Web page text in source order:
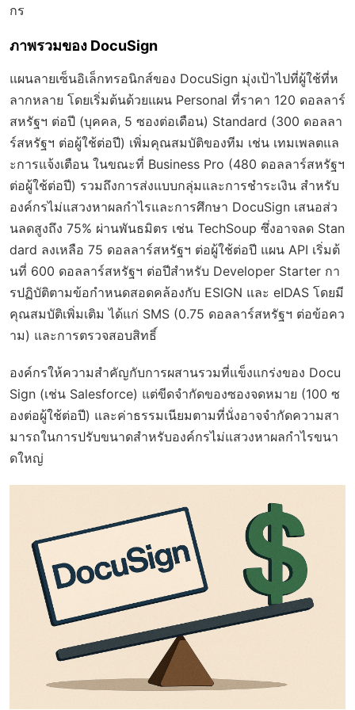
กร
ภาพรวมของ DocuSign
แผนลายเซ็นอิเล็กทรอนิกส์ของ DocuSign มุ่งเป้าไปที่ผู้ใช้ที่ห
ลากหลาย โดยเริ่มต้นด้วยแผน Personal ที่ราคา 120 ดอลลาร์
สหรัฐฯ ต่อปี (บุคคล, 5 ซองต่อเดือน) Standard (300 ดอลลา
ร์สหรัฐฯ ต่อผู้ใช้ต่อปี) เพิ่มคุณสมบัติของทีม เช่น เทมเพลตแล
ะการแจ้งเตือน ในขณะที่ Business Pro (480 ดอลลาร์สหรัฐฯ
ต่อผู้ใช้ต่อปี) รวมถึงการส่งแบบกลุ่มและการชำระเงิน สำหรับ
องค์กรไม่แสวงหาผลกำไรและการศึกษา DocuSign เสนอส่ว
นลดสูงถึง 75% ผ่านพันธมิตร เช่น TechSoup ซึ่งอาจลด Stan
dard ลงเหลือ 75 ดอลลาร์สหรัฐฯ ต่อผู้ใช้ต่อปี แผน API เริ่มต้
นที่ 600 ดอลลาร์สหรัฐฯ ต่อปีสำหรับ Developer Starter กา
รปฏิบัติตามข้อกำหนดสอดคล้องกับ ESIGN และ eIDAS โดยมี
คุณสมบัติเพิ่มเติม ได้แก่ SMS (0.75 ดอลลาร์สหรัฐฯ ต่อข้อคว
าม) และการตรวจสอบสิทธิ์
องค์กรให้ความสำคัญกับการผสานรวมที่แข็งแกร่งของ Docu
Sign (เช่น Salesforce) แต่ขีดจำกัดของซองจดหมาย (100 ซ
องต่อผู้ใช้ต่อปี) และค่าธรรมเนียมตามที่นั่งอาจจำกัดความสา
มารถในการปรับขนาดสำหรับองค์กรไม่แสวงหาผลกำไรขนา
ดใหญ่